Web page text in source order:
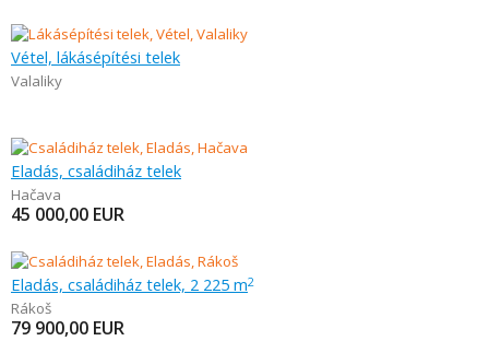
Vétel, lákásépítési telek
Valaliky
Eladás, családiház telek
Hačava
45 000,00 EUR
Eladás, családiház telek, 2 225 m2
Rákoš
79 900,00 EUR